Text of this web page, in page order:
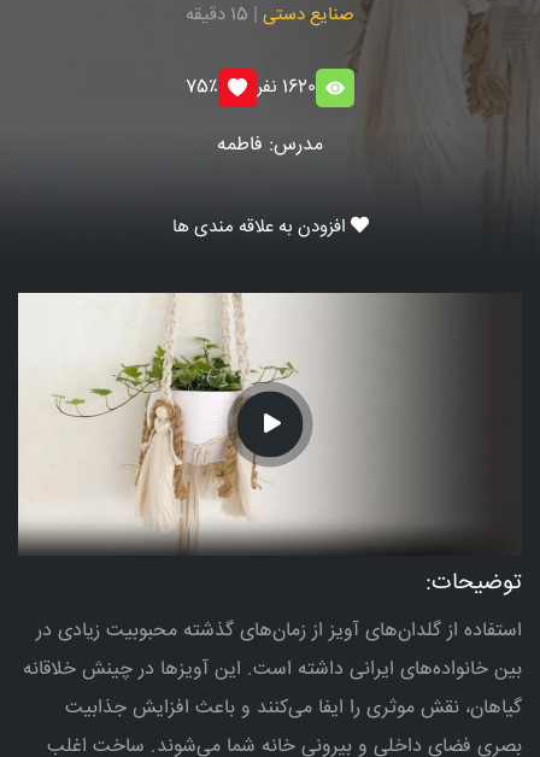
صنایع دستی | 15 دقیقه
1620 نفر 75٪
مدرس: فاطمه
افزودن به علاقه مندی ها
توضیحات:
استفاده از گلدان‌های آویز از زمان‌های گذشته محبوبیت زیادی در
بین خانواده‌های ایرانی داشته است. این آویزها در چینش خلاقانه
گیاهان، نقش موثری را ایفا می‌کنند و باعث افزایش جذابیت
بصری فضای داخلی و بیرونی خانه شما می‌شوند. ساخت اغلب